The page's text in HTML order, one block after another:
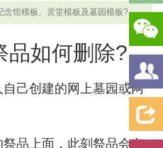
念馆模板、灵堂模板及墓园模板?
品如何删除?
己创建的网上墓园或网
品上面，此刻祭品会有